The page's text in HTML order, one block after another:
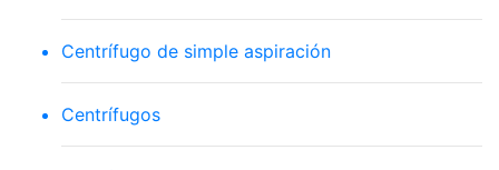
Centrífugo de simple aspiración
Centrífugos